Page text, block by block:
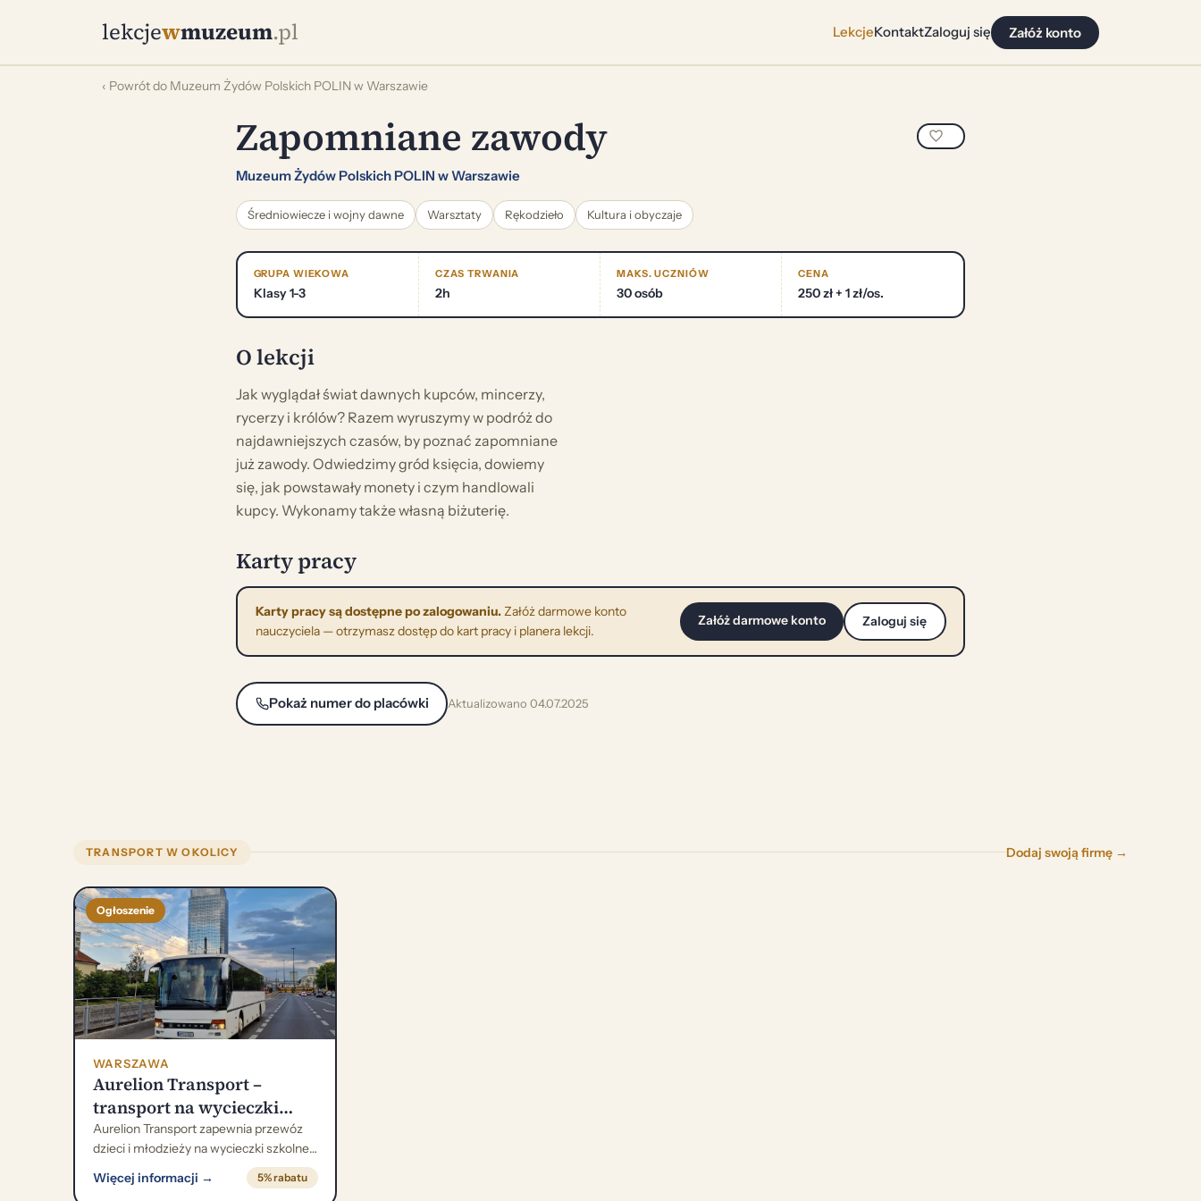
lekcjewmuzeum.pl LekcjeKontaktZaloguj się Załóż konto
‹ Powrót do Muzeum Żydów Polskich POLIN w Warszawie
Zapomniane zawody
Muzeum Żydów Polskich POLIN w Warszawie
Średniowiecze i wojny dawne Warsztaty Rękodzieło Kultura i obyczaje
GRUPA WIEKOWA
Klasy 1-3
CZAS TRWANIA
2h
MAKS. UCZNIÓW
30 osób
CENA
250 zł + 1 zł/os.
O lekcji
Jak wyglądał świat dawnych kupców, mincerzy,
rycerzy i królów? Razem wyruszymy w podróż do
najdawniejszych czasów, by poznać zapomniane
już zawody. Odwiedzimy gród księcia, dowiemy
się, jak powstawały monety i czym handlowali
kupcy. Wykonamy także własną biżuterię.
Karty pracy
Karty pracy są dostępne po zalogowaniu.Załóż darmowe konto
nauczyciela — otrzymasz dostęp do kart pracy i planera lekcji.
Załóż darmowe konto Zaloguj się
Pokaż numer do placówki Aktualizowano 04.07.2025
TRANSPORT W OKOLICY Dodaj swoją firmę →
Ogłoszenie
WARSZAWA
Aurelion Transport –
transport na wycieczki
szkolne i kolonie
Aurelion Transport zapewnia przewóz
dzieci i młodzieży na wycieczki szkolne,
zielone szkoły oraz kolonie. Firma
obsługuje zarówno krótkie przejazdy
Więcej informacji → 5% rabatu